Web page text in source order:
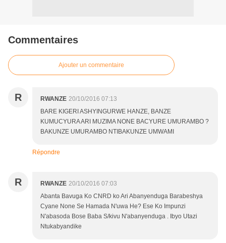
Commentaires
Ajouter un commentaire
R RWANZE 20/10/2016 07:13
BARE KIGERI ASHYINGURWE HANZE, BANZE
KUMUCYURA ARI MUZIMA NONE BACYURE UMURAMBO ?
BAKUNZE UMURAMBO NTIBAKUNZE UMWAMI
Répondre
R RWANZE 20/10/2016 07:03
Abanta Bavuga Ko CNRD ko Ari Abanyenduga Barabeshya
Cyane None Se Hamada N'uwa He? Ese Ko Impunzi
N'abasoda Bose Baba S/kivu N'abanyenduga . Ibyo Utazi
Ntukabyandike